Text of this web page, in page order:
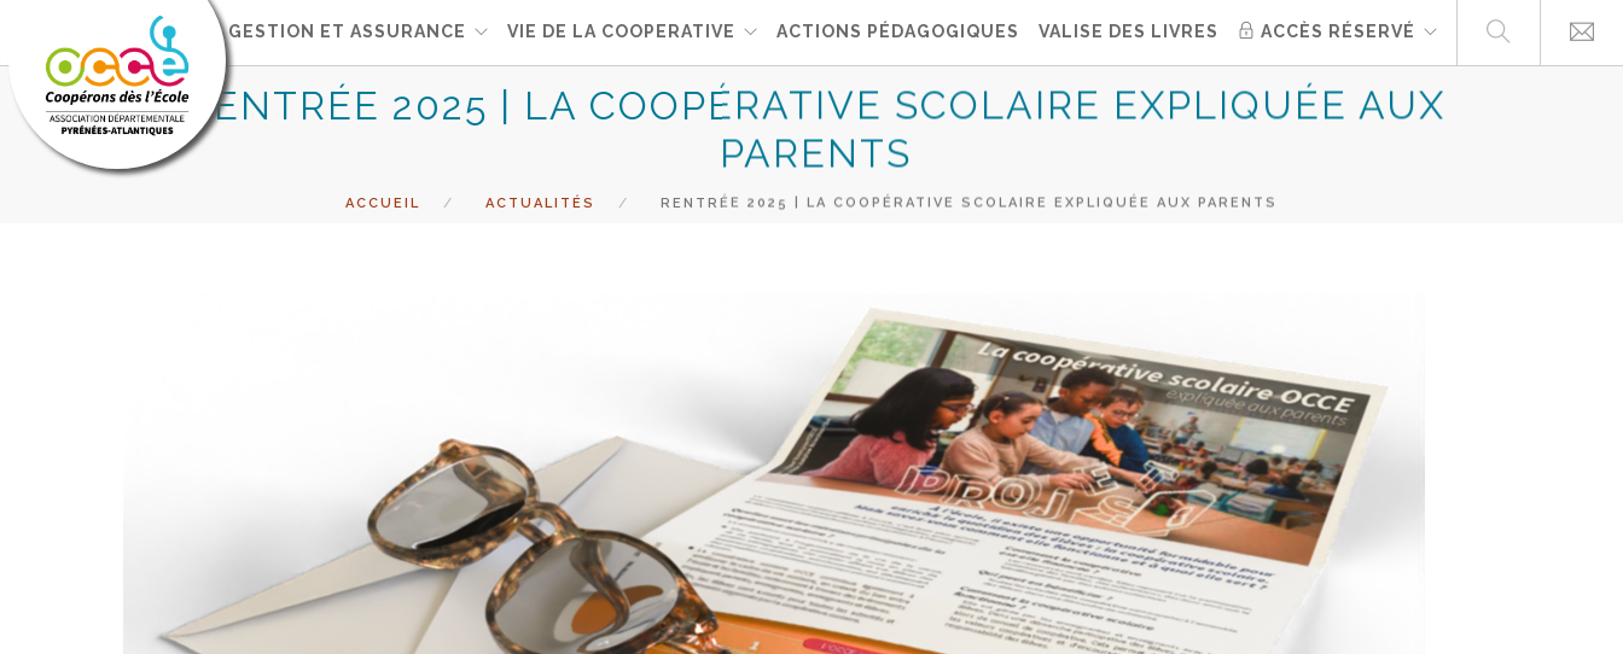
L'OCCE GESTION ET ASSURANCE VIE DE LA COOPERATIVE ACTIONS PÉDAGOGIQUES VALISE DES LIVRES ACCÈS RÉSERVÉ
RENTRÉE 2025 | LA COOPÉRATIVE SCOLAIRE EXPLIQUÉE AUX
PARENTS
ACCUEIL ACTUALITÉS RENTRÉE 2025 | LA COOPÉRATIVE SCOLAIRE EXPLIQUÉE AUX PARENTS